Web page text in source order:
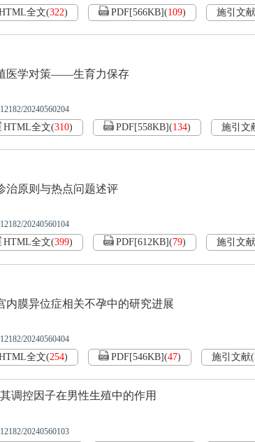
全文(322) PDF[566KB](109) 施引文献
医学对策——生育力保存
20240560204
HTML全文(310) PDF[558KB](134) 施引文
治原则与热点问题述评
20240560104
HTML全文(399) PDF[612KB](79) 施引文献
内膜异位症相关不孕中的研究进展
20240560404
全文(254) PDF[546KB](47) 施引文献(
调控因子在男性生殖中的作用
20240560103